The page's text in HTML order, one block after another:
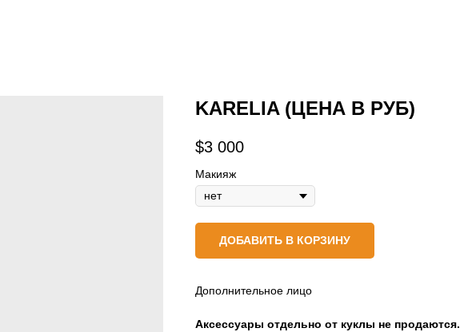
KARELIA (ЦЕНА В РУБ)
$3 000
Макияж
ДОБАВИТЬ В КОРЗИНУ
Дополнительное лицо
Аксессуары отдельно от куклы не продаются.